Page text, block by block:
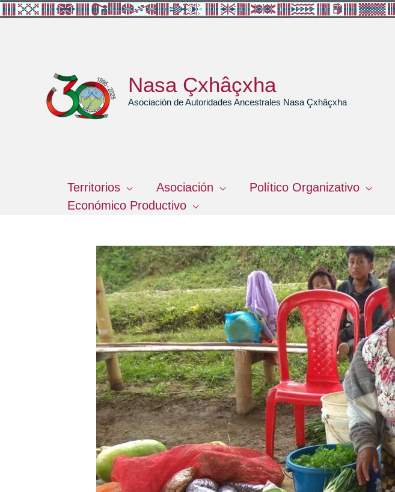
Ir
Nasa Çxhâçxha
Asociación de Autoridades Ancestrales Nasa Çxhâçxha
Territorios Asociación Político Organizativo
Económico Productivo